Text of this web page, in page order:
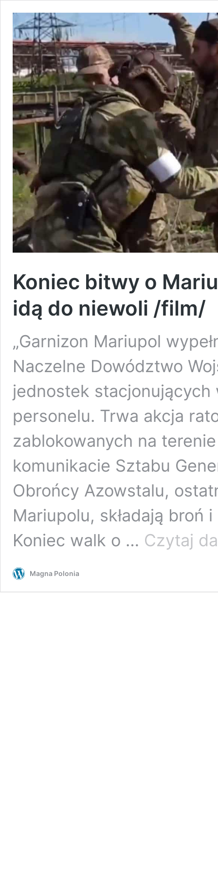
Koniec bitwy o
idą do niewoli /film/
„Garnizon Mariupol
Naczelne Dowództwo
jednostek
personelu. Trwa akcja
zablokowanych na
komunikacie Sztabu
Obrońcy Azowstalu,
Mariupolu, składają
Koniec walk o … Czytaj
Magna Polonia